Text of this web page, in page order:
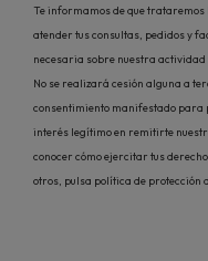
Te informamos de que
atender tus consultas, pedidos y
necesaria sobre nuestra
No se realizará cesión alguna a
consentimiento manifestado para
interés legítimo en remitirte
conocer cómo ejercitar tus
otros, pulsa política de protección